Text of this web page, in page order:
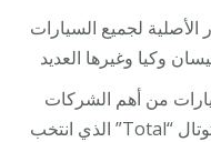
لجميع السيارات
وكيا وغيرها العديد
من أهم الشركات
تصنيع الزيوت كشركة كاسترو وتوتال “Total” الذي انتخب